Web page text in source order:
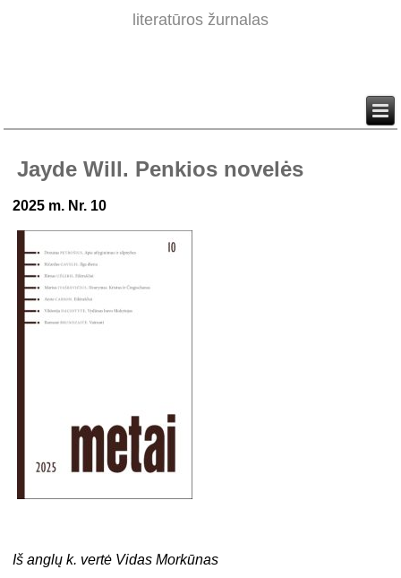
literatūros žurnalas
Jayde Will. Penkios novelės
2025 m. Nr. 10
Iš anglų k. vertė Vidas Morkūnas